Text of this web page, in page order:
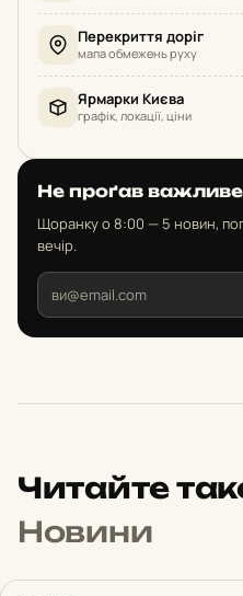
Перекриття доріг
мапа обмежень руху
Ярмарки Києва
графік, локації, ціни
Не проґав
Щоранку о 8:00 — 5 новин,
вечір.
Читайте
Новини